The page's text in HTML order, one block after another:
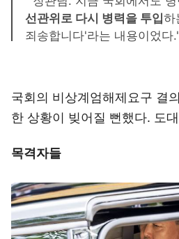
선관위로 다시 병력을 투입하
죄송합니다'라는 내용이었다
국회의 비상계엄해제요구 결
한 상황이 빚어질 뻔했다. 도
목격자들